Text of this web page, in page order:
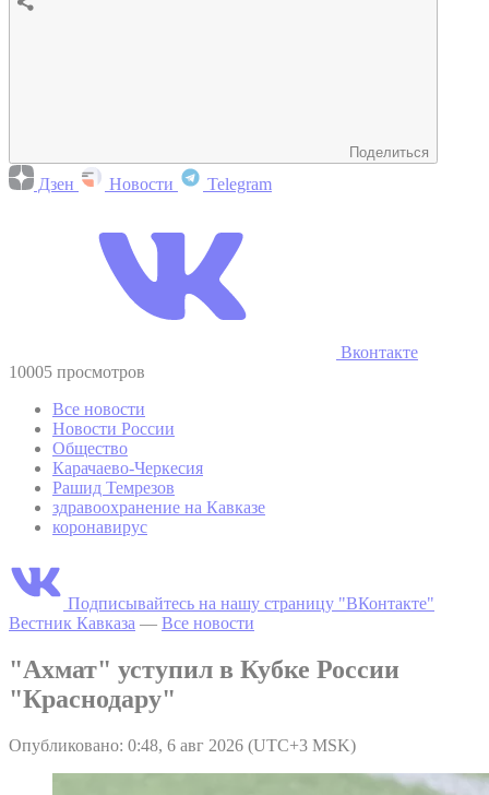
Поделиться
Дзен Новости Telegram
Вконтакте
10005 просмотров
Все новости
Новости России
Общество
Карачаево-Черкесия
Рашид Темрезов
здравоохранение на Кавказе
коронавирус
Подписывайтесь на нашу страницу "ВКонтакте"
Вестник Кавказа — Все новости
"Ахмат" уступил в Кубке России
"Краснодару"
Опубликовано: 0:48, 6 авг 2026 (UTC+3 MSK)